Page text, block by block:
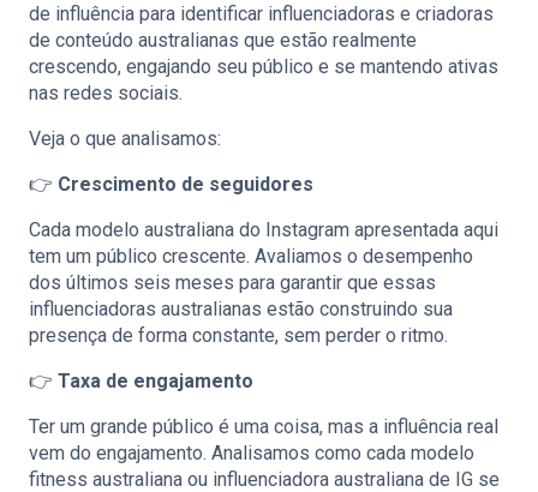
de influência para identificar influenciadoras e criadoras
de conteúdo australianas que estão realmente
crescendo, engajando seu público e se mantendo ativas
nas redes sociais.
Veja o que analisamos:
👉 Crescimento de seguidores
Cada modelo australiana do Instagram apresentada aqui
tem um público crescente. Avaliamos o desempenho
dos últimos seis meses para garantir que essas
influenciadoras australianas estão construindo sua
presença de forma constante, sem perder o ritmo.
👉 Taxa de engajamento
Ter um grande público é uma coisa, mas a influência real
vem do engajamento. Analisamos como cada modelo
fitness australiana ou influenciadora australiana de IG se